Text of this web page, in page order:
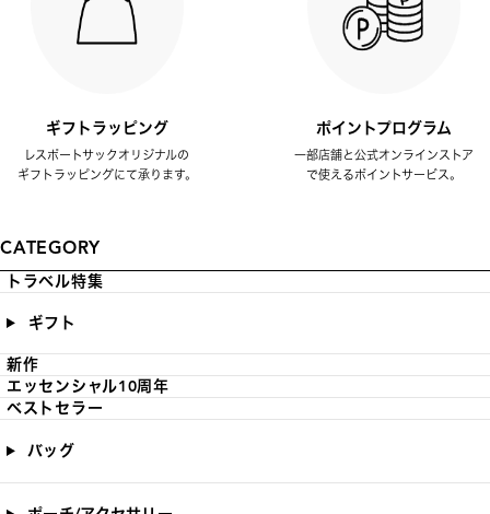
ギフトラッピング
レスポートサックオリジナルの
ギフトラッピングにて承ります。
ポイントプログラム
一部店舗と公式オンラインストア
で使えるポイントサービス。
CATEGORY
トラベル特集
ギフト
新作
エッセンシャル10周年
ベストセラー
バッグ